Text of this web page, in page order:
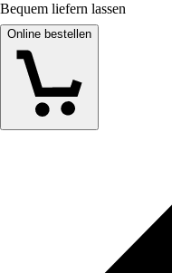
Bequem liefern lassen
Online bestellen